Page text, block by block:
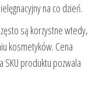
na co dzień.
są korzystne wtedy,
kosmetyków. Cena
SKU produktu pozwala